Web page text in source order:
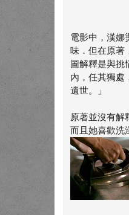
電影中，漢娜
味．但在原著
圖解釋是與挑
內，任其獨處
遺世。」
原著並沒有解
而且她喜歡洗